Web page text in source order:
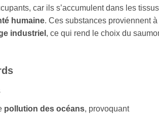
car ils s’accumulent dans les tissus
humaine. Ces substances proviennent à
industriel , ce qui rend le choix du
pollution des océans, provoquant